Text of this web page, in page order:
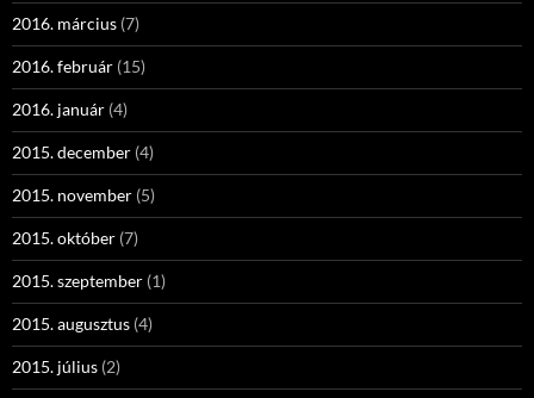
2016. március (7)
2016. február (15)
2016. január (4)
2015. december (4)
2015. november (5)
2015. október (7)
2015. szeptember (1)
2015. augusztus (4)
2015. július (2)